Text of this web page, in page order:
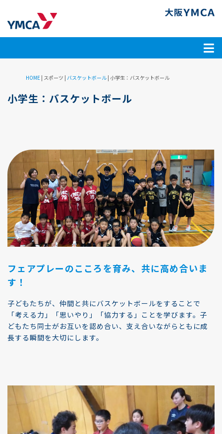
HOME| スポーツ | バスケットボール| 小学生：バスケットボール
小学生：バスケットボール
フェアプレーのこころを育み、共に高め合いま
す！
子どもたちが、仲間と共にバスケットボールをすることで
「考える力」「思いやり」「協力する」ことを学びます。子
どもたち同士がお互いを認め合い、支え合いながらともに成
長する瞬間を大切にします。